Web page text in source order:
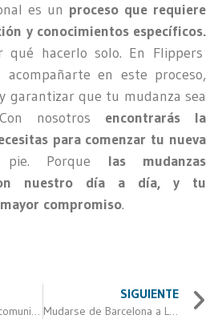
es un proceso que requiere
y conocimientos específicos.
qué hacerlo solo. En Flippers
en este proceso,
garantizar que tu mudanza sea
nosotros encontrarás la
para comenzar tu nueva
Porque las mudanzas
nuestro día a día, y tu
compromiso.
¿Vas a cambiar de comunidad autónoma? Esto es lo que necesitas saber
SIGUIENTE
Mudarse de Barcelona a Latinoamérica: pasos claves para una mudanza exitosa